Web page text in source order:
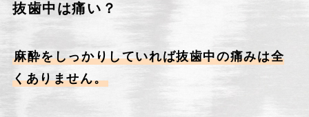
抜歯中は痛い？
麻酔をしっかりしていれば抜歯中の痛みは全
くありません。